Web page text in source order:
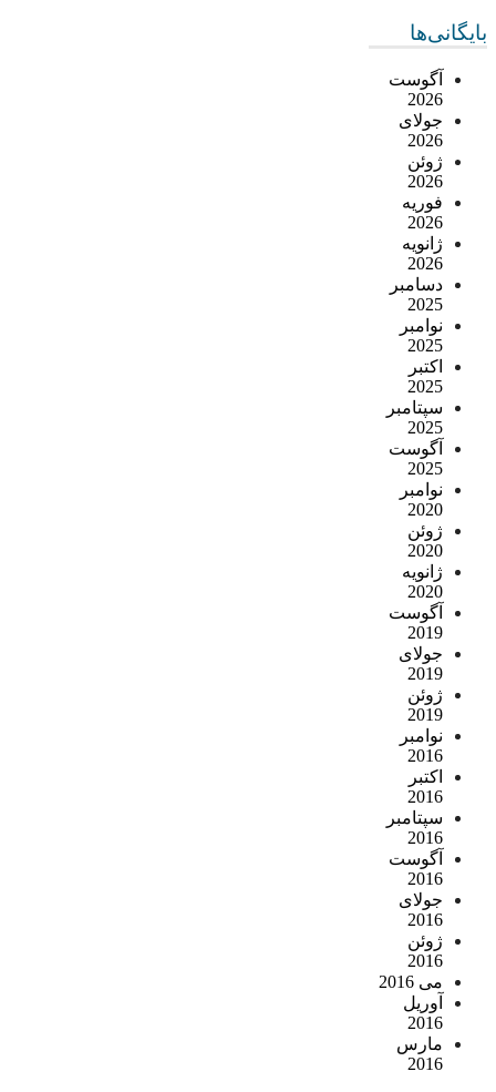
بایگانی‌ها
آگوست
2026
جولای
2026
ژوئن
2026
فوریه
2026
ژانویه
2026
دسامبر
2025
نوامبر
2025
اکتبر
2025
سپتامبر
2025
آگوست
2025
نوامبر
2020
ژوئن
2020
ژانویه
2020
آگوست
2019
جولای
2019
ژوئن
2019
نوامبر
2016
اکتبر
2016
سپتامبر
2016
آگوست
2016
جولای
2016
ژوئن
2016
می 2016
آوریل
2016
مارس
2016